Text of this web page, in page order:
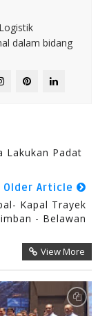
dalam bidang
Lakukan Padat
Older Article
Kapal Trayek
- Belawan
View More